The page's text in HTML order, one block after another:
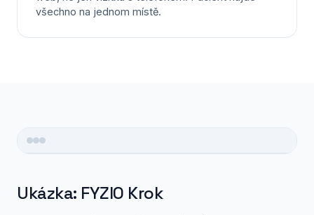
všechno na jednom místě.
Ukázka: FYZIO Krok